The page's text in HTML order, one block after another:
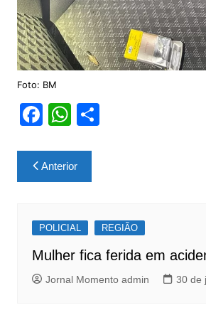
Foto: BM
F
c
e
o
o
k
W
at
s
p
p
S
Navegação
de
Anterior
POLICIAL REGIÃO
Mulher fica ferida em
Jornal Momento admin 30 de